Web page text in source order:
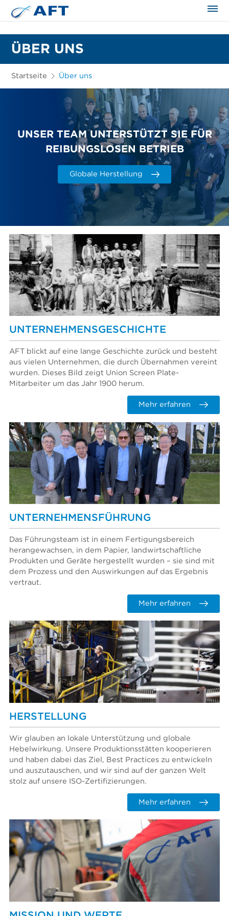
ÜBER UNS
Startseite Über uns
UNSER TEAM UNTERSTÜTZT SIE FÜR
REIBUNGSLOSEN BETRIEB
Globale Herstellung
UNTERNEHMENSGESCHICHTE
AFT blickt auf eine lange Geschichte zurück und besteht
aus vielen Unternehmen, die durch Übernahmen vereint
wurden. Dieses Bild zeigt Union Screen Plate-
Mitarbeiter um das Jahr 1900 herum.
Mehr erfahren
UNTERNEHMENSFÜHRUNG
Das Führungsteam ist in einem Fertigungsbereich
herangewachsen, in dem Papier, landwirtschaftliche
Produkten und Geräte hergestellt wurden – sie sind mit
dem Prozess und den Auswirkungen auf das Ergebnis
vertraut.
Mehr erfahren
HERSTELLUNG
Wir glauben an lokale Unterstützung und globale
Hebelwirkung. Unsere Produktionsstätten kooperieren
und haben dabei das Ziel, Best Practices zu entwickeln
und auszutauschen, und wir sind auf der ganzen Welt
stolz auf unsere ISO-Zertifizierungen.
Mehr erfahren